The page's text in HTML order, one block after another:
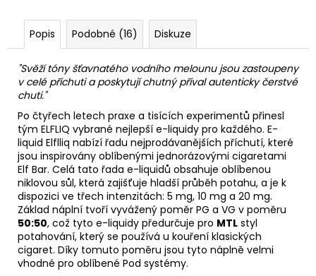
Popis Podobné (16) Diskuze
"Svěží tóny šťavnatého vodního melounu jsou zastoupeny
v celé příchuti a poskytují chutný příval autenticky čerstvé
chuti."
Po čtyřech letech praxe a tisících experimentů přinesl
tým ELFLIQ vybrané nejlepší e-liquidy pro každého. E-
liquid Elflliq nabízí řadu nejprodávanějších příchutí, které
jsou inspirovány oblíbenými jednorázovými cigaretami
Elf Bar. Celá tato řada e-liquidů obsahuje oblíbenou
niklovou sůl, která zajišťuje hladší průběh potahu, a je k
dispozici ve třech intenzitách: 5 mg, 10 mg a 20 mg.
Základ náplní tvoří vyvážený poměr PG a VG v poměru
50:50, což tyto e-liquidy předurčuje pro MTL styl
potahování, který se používá u kouření klasických
cigaret. Díky tomuto poměru jsou tyto náplně velmi
vhodné pro oblíbené Pod systémy.